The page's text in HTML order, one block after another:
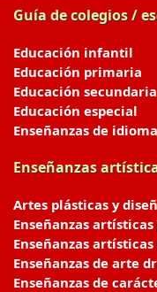
Guía de colegios /
Educación infantil
Educación primaria
Educación secundaria
Educación especial
Enseñanzas de
Enseñanzas
Artes plásticas y
Enseñanzas
Enseñanzas
Enseñanzas de arte
Enseñanzas de